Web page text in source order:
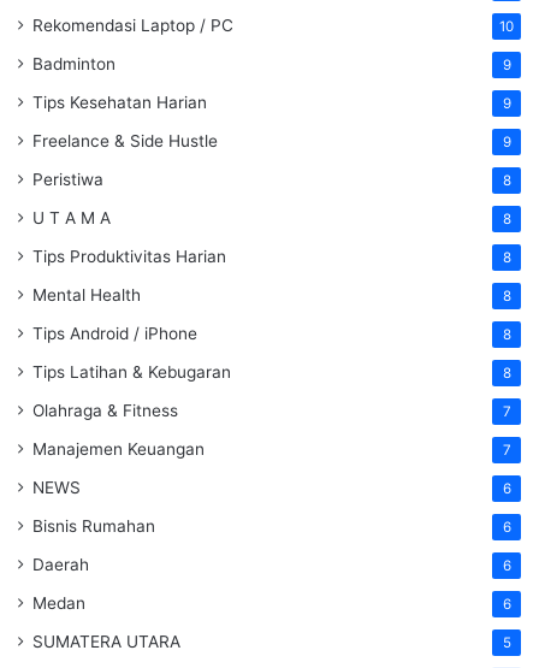
Rekomendasi Laptop / PC 10
Badminton 9
Tips Kesehatan Harian 9
Freelance & Side Hustle 9
Peristiwa 8
U T A M A 8
Tips Produktivitas Harian 8
Mental Health 8
Tips Android / iPhone 8
Tips Latihan & Kebugaran 8
Olahraga & Fitness 7
Manajemen Keuangan 7
NEWS 6
Bisnis Rumahan 6
Daerah 6
Medan 6
SUMATERA UTARA 5